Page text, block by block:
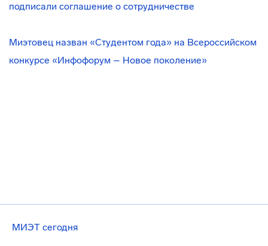
подписали соглашение о сотрудничестве
Миэтовец назван «Студентом года» на Всероссийском
конкурсе «Инфофорум – Новое поколение»
МИЭТ сегодня